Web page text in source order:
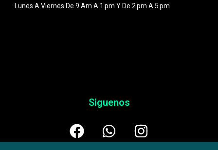
Lunes A Viernes De 9 Am A 1 Pm Y De 2 Pm A 5 Pm
Siguenos